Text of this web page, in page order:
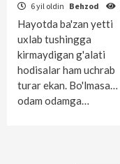
6 yil oldin Behzod
Hayotda ba'zan yetti
uxlab tushingga
kirmaydigan g'alati
hodisalar ham uchrab
turar ekan. Bo'lmasa…
odam odamga…